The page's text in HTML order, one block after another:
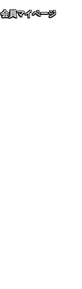
会員マイページ